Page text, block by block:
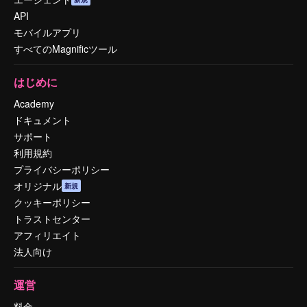
API
モバイルアプリ
すべてのMagnificツール
はじめに
Academy
ドキュメント
サポート
利用規約
プライバシーポリシー
オリジナル 新規
クッキーポリシー
トラストセンター
アフィリエイト
法人向け
運営